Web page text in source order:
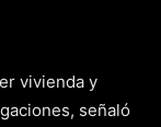
vivienda y
señaló